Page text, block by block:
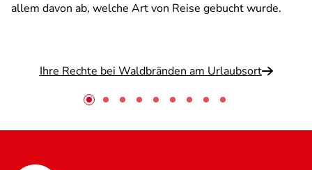
allem davon ab, welche Art von Reise gebucht wurde.
Ihre Rechte bei Waldbränden am Urlaubsort